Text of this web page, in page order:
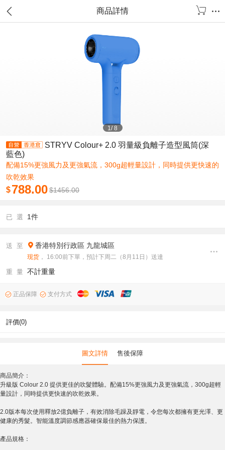
商品詳情
1/8
STRYV Colour+ 2.0 羽量級負離子造型風筒(深
藍色)
配備15%更強風力及更強氣流，300g超輕量設計，同時提供更快速的
吹乾效果
$788.00$1456.00
已 選 1件
送 至 香港特別行政區 九龍城區
现货 ， 16:00前下單，預計下周二（8月11日）送達
重 量 不計重量
正品保障 支付方式
評價(0)
圖文詳情 售後保障
商品簡介：
升級版 Colour 2.0 提供更佳的吹髮體驗。配備15%更強風力及更強氣流，300g超輕
量設計，同時提供更快速的吹乾效果。
2.0版本每次使用釋放2億負離子，有效消除毛躁及靜電，令您每次都擁有更光澤、更
健康的秀髮。智能溫度調節感應器確保最佳的熱力保護。
產品規格：